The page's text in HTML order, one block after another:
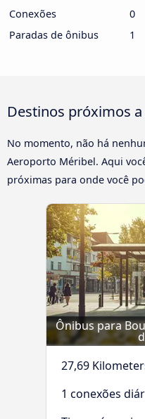
Conexões
0
Paradas de ônibus
1
Destinos próximos
No momento, não há
Aeroporto Méribel. Aqui
próximas para onde você
Ônibus para
27,69
1 conexões